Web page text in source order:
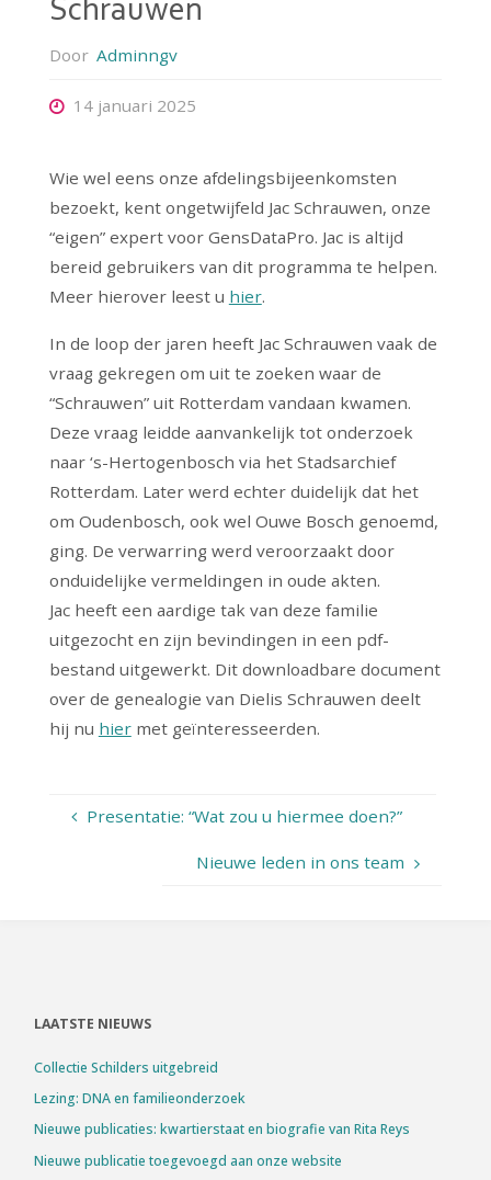
Schrauwen
Door Adminngv
14 januari 2025
Wie wel eens onze afdelingsbijeenkomsten
bezoekt, kent ongetwijfeld Jac Schrauwen, onze
“eigen” expert voor GensDataPro. Jac is altijd
bereid gebruikers van dit programma te helpen.
Meer hierover leest u hier.
In de loop der jaren heeft Jac Schrauwen vaak de
vraag gekregen om uit te zoeken waar de
“Schrauwen” uit Rotterdam vandaan kwamen.
Deze vraag leidde aanvankelijk tot onderzoek
naar ‘s-Hertogenbosch via het Stadsarchief
Rotterdam. Later werd echter duidelijk dat het
om Oudenbosch, ook wel Ouwe Bosch genoemd,
ging. De verwarring werd veroorzaakt door
onduidelijke vermeldingen in oude akten.
Jac heeft een aardige tak van deze familie
uitgezocht en zijn bevindingen in een pdf-
bestand uitgewerkt. Dit downloadbare document
over de genealogie van Dielis Schrauwen deelt
hij nu hiermet geïnteresseerden.
Presentatie: “Wat zou u hiermee doen?”
Nieuwe leden in ons team
LAATSTE NIEUWS
Collectie Schilders uitgebreid
Lezing: DNA en familieonderzoek
Nieuwe publicaties: kwartierstaat en biografie van Rita Reys
Nieuwe publicatie toegevoegd aan onze website